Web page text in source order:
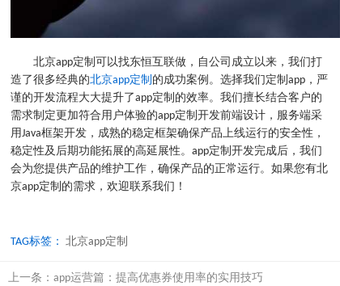
北京app定制可以找东恒互联做，自公司成立以来，我们打
造了很多经典的北京app定制 的成功案例。选择我们定制app，严
谨的开发流程大大提升了app定制的效率。我们擅长结合客户的
需求制定更加符合用户体验的app定制开发前端设计，服务端采
用Java框架开发，成熟的稳定框架确保产品上线运行的安全性，
稳定性及后期功能拓展的高延展性。app定制开发完成后，我们
会为您提供产品的维护工作，确保产品的正常运行。如果您有北
京app定制的需求，欢迎联系我们！
TAG标签： 北京app定制
上一条： app运营篇：提高优惠券使用率的实用技巧